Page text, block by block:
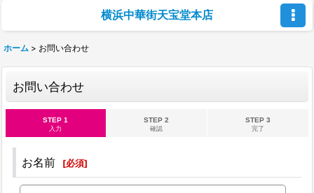
横浜中華街天宝堂本店
ホーム > お問い合わせ
お問い合わせ
STEP 1
入力
STEP 2
確認
STEP 3
完了
お名前 [必須]